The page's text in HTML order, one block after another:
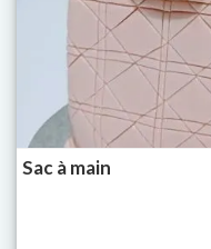
Sac à main